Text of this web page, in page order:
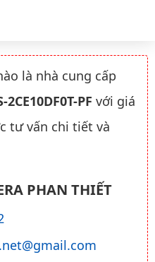
là nhà cung cấp
2CE10DF0T-PF với giá
tư vấn chi tiết và
PHAN THIẾT